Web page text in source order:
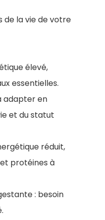
de la vie de votre
élevé,
essentielles.
adapter en
et du statut
réduit,
protéines à
: besoin